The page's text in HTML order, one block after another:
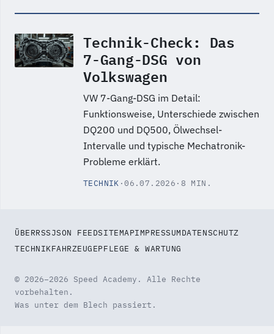
Technik-Check: Das
7-Gang-DSG von
Volkswagen
VW 7-Gang-DSG im Detail:
Funktionsweise, Unterschiede zwischen
DQ200 und DQ500, Ölwechsel-
Intervalle und typische Mechatronik-
Probleme erklärt.
TECHNIK ·06.07.2026 · 8 MIN.
ÜBERRSSJSON FEEDSITEMAPIMPRESSUMDATENSCHUTZ
TECHNIKFAHRZEUGEPFLEGE & WARTUNG
© 2026–2026 Speed Academy. Alle Rechte
vorbehalten.
Was unter dem Blech passiert.